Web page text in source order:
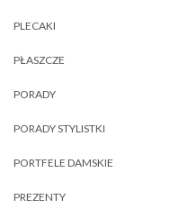
PLECAKI
PŁASZCZE
PORADY
PORADY STYLISTKI
PORTFELE DAMSKIE
PREZENTY